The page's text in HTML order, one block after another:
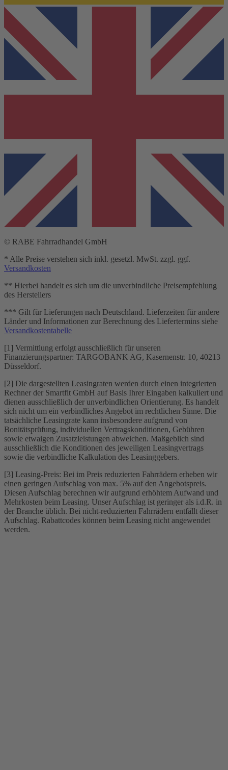
© RABE Fahrradhandel GmbH
* Alle Preise verstehen sich inkl. gesetzl. MwSt. zzgl. ggf.
Versandkosten
** Hierbei handelt es sich um die unverbindliche Preisempfehlung
des Herstellers
*** Gilt für Lieferungen nach Deutschland. Lieferzeiten für andere
Länder und Informationen zur Berechnung des Liefertermins siehe
Versandkostentabelle
[1] Vermittlung erfolgt ausschließlich für unseren
Finanzierungspartner: TARGOBANK AG, Kasernenstr. 10, 40213
Düsseldorf.
[2] Die dargestellten Leasingraten werden durch einen integrierten
Rechner der Smartfit GmbH auf Basis Ihrer Eingaben kalkuliert und
dienen ausschließlich der unverbindlichen Orientierung. Es handelt
sich nicht um ein verbindliches Angebot im rechtlichen Sinne. Die
tatsächliche Leasingrate kann insbesondere aufgrund von
Bonitätsprüfung, individuellen Vertragskonditionen, Gebühren
sowie etwaigen Zusatzleistungen abweichen. Maßgeblich sind
ausschließlich die Konditionen des jeweiligen Leasingvertrags
sowie die verbindliche Kalkulation des Leasinggebers.
[3] Leasing-Preis: Bei im Preis reduzierten Fahrrädern erheben wir
einen geringen Aufschlag von max. 5% auf den Angebotspreis.
Diesen Aufschlag berechnen wir aufgrund erhöhtem Aufwand und
Mehrkosten beim Leasing. Unser Aufschlag ist geringer als i.d.R. in
der Branche üblich. Bei nicht-reduzierten Fahrrädern entfällt dieser
Aufschlag. Rabattcodes können beim Leasing nicht angewendet
werden.